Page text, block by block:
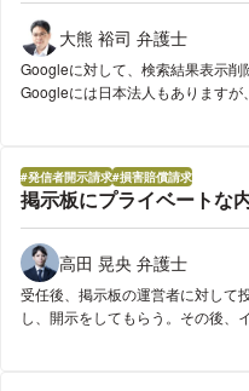
大熊 裕司 弁護士
Googleに対して、検索結果表示削
Googleには日本法人もあります
関する技術的問題については権
し、検索結果表示の削除が実現しま
発信者開示請求 損害賠償請求
掲示板にプライベートな
高田 晃央 弁護士
受任後、掲示板の運営者に対して
し、開示をしてもらう。その後、
の氏名や住所等の開示請求をし